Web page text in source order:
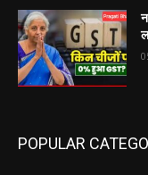
POPULAR